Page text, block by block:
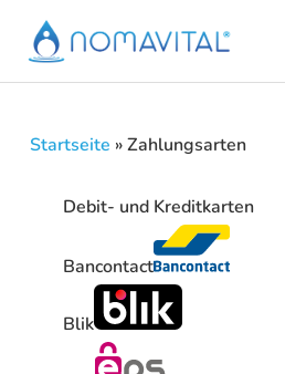
main
Startseite »Zahlungsarten
Debit- und Kreditkarten
Bancontact
Blik